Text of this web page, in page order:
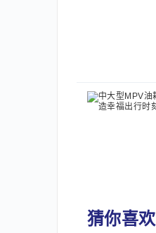
猜你喜欢